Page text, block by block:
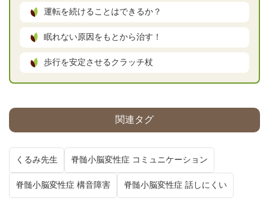
運転を続けることはできるか？
眠れない原因をもとから治す！
歩行を安定させるクラッチ杖
関連タグ
くるみ先生 脊髄小脳変性症 コミュニケーション
脊髄小脳変性症 構音障害 脊髄小脳変性症 話しにくい